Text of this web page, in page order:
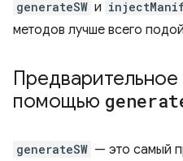
generateSW и
методов лучше всего
помощью
generateSW — это самый